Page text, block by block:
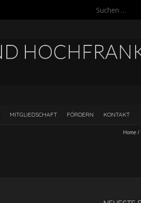
Suchen
MITGLIEDSCHAFT FÖRDERN KONTAKT
Home /